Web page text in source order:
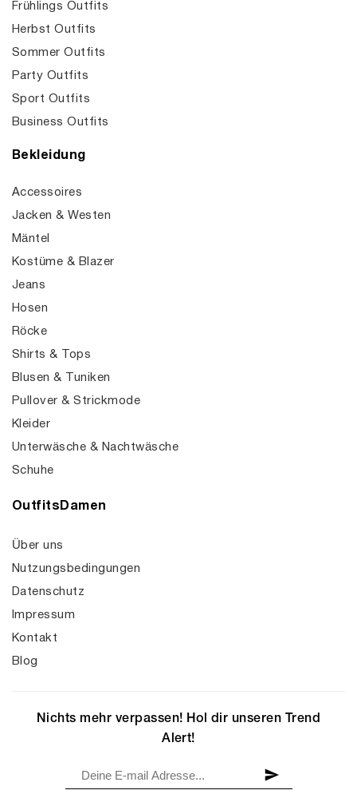
Frühlings Outfits
Herbst Outfits
Sommer Outfits
Party Outfits
Sport Outfits
Business Outfits
Bekleidung
Accessoires
Jacken & Westen
Mäntel
Kostüme & Blazer
Jeans
Hosen
Röcke
Shirts & Tops
Blusen & Tuniken
Pullover & Strickmode
Kleider
Unterwäsche & Nachtwäsche
Schuhe
OutfitsDamen
Über uns
Nutzungsbedingungen
Datenschutz
Impressum
Kontakt
Blog
Nichts mehr verpassen! Hol dir unseren Trend
Alert!